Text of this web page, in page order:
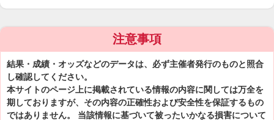
注意事項
結果・成績・オッズなどのデータは、必ず主催者発行のものと照合
し確認してください。
本サイトのページ上に掲載されている情報の内容に関しては万全を
期しておりますが、その内容の正確性および安全性を保証するもの
ではありません。 当該情報に基づいて被ったいかなる損害について